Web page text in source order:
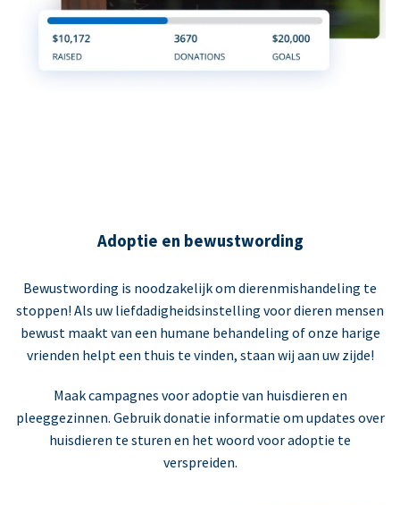
Adoptie en bewustwording
Bewustwording is noodzakelijk om dierenmishandeling te
stoppen! Als uw liefdadigheidsinstelling voor dieren mensen
bewust maakt van een humane behandeling of onze harige
vrienden helpt een thuis te vinden, staan wij aan uw zijde!
Maak campagnes voor adoptie van huisdieren en
pleeggezinnen. Gebruik donatie informatie om updates over
huisdieren te sturen en het woord voor adoptie te
verspreiden.